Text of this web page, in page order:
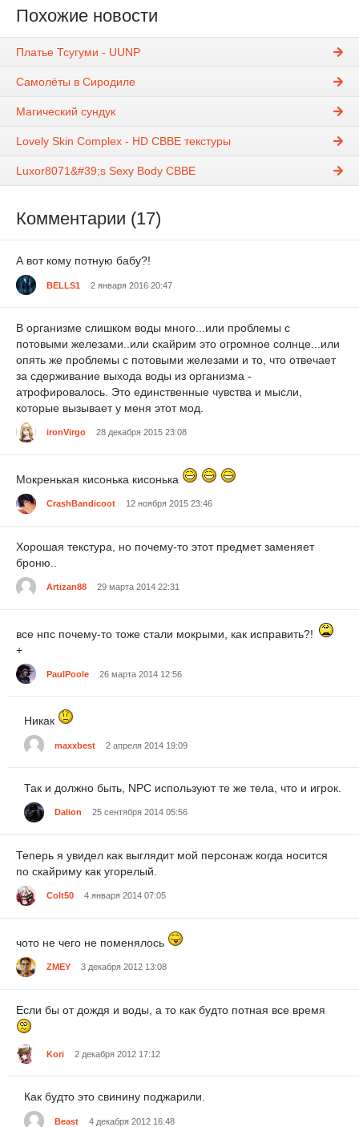
Похожие новости
Платье Тсугуми - UUNP
Самолёты в Сиродиле
Магический сундук
Lovely Skin Complex - HD CBBE текстуры
Luxor8071&#39;s Sexy Body CBBE
Комментарии (17)
А вот кому потную бабу?!
BELLS1 2 января 2016 20:47
В организме слишком воды много...или проблемы с
потовыми железами..или скайрим это огромное солнце...или
опять же проблемы с потовыми железами и то, что отвечает
за сдерживание выхода воды из организма -
атрофировалось. Это единственные чувства и мысли,
которые вызывает у меня этот мод.
ironVirgo 28 декабря 2015 23:08
Мокренькая кисонька кисонька
CrashBandicoot 12 ноября 2015 23:46
Хорошая текстура, но почему-то этот предмет заменяет
броню..
Artizan88 29 марта 2014 22:31
все нпс почему-то тоже стали мокрыми, как исправить?!
+
PaulPoole 26 марта 2014 12:56
Никак
maxxbest 2 апреля 2014 19:09
Так и должно быть, NPC используют те же тела, что и игрок.
Dalion 25 сентября 2014 05:56
Теперь я увидел как выглядит мой персонаж когда носится
по скайриму как угорелый.
Colt50 4 января 2014 07:05
чото не чего не поменялось
ZMEY 3 декабря 2012 13:08
Если бы от дождя и воды, а то как будто потная все время
Kori 2 декабря 2012 17:12
Как будто это свинину поджарили.
Beast 4 декабря 2012 16:48